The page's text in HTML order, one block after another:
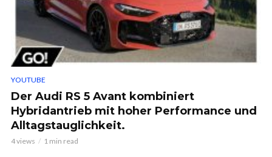
YOUTUBE
Der Audi RS 5 Avant kombiniert
Hybridantrieb mit hoher Performance und
Alltagstauglichkeit.
4 views 1 min read